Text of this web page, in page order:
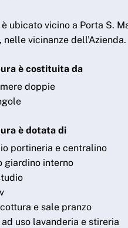
è ubicato vicino a Porta S.
vicinanze dell’Azienda.
è costituita da
doppie
è dotata di
portineria e centralino
giardino interno
e sale pranzo
uso lavanderia e stireria